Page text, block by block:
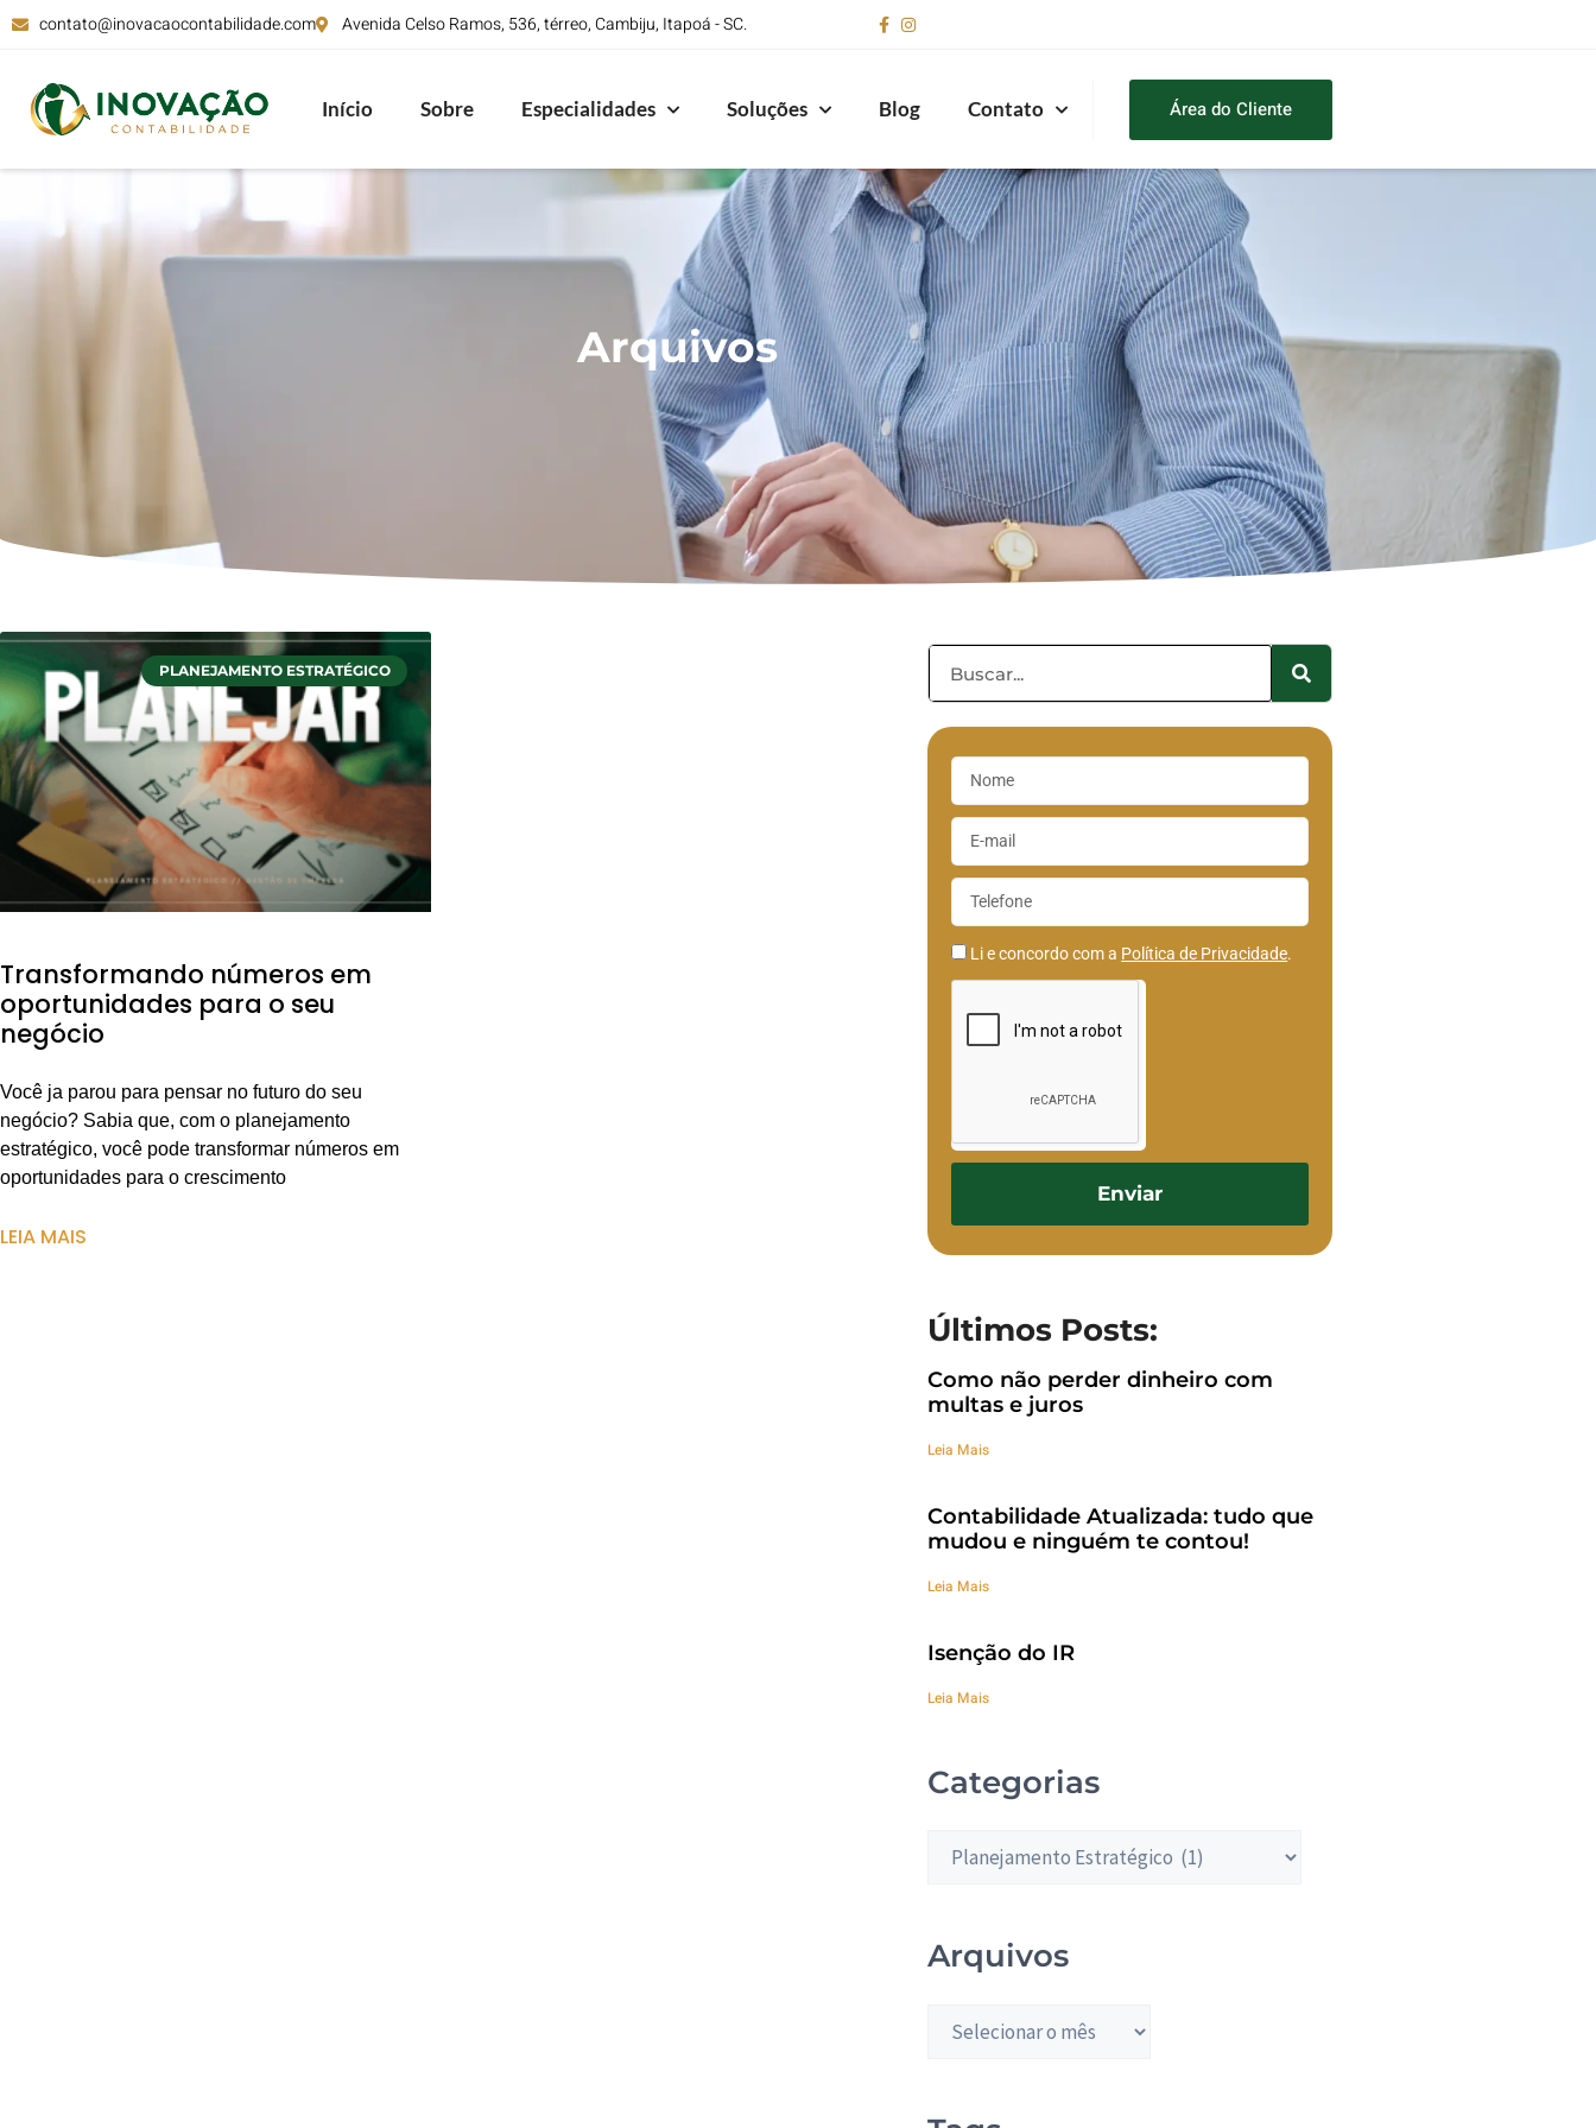
contato@inovacaocontabilidade.com Avenida Celso Ramos, 536, térreo, Cambiju, Itapoá - SC.
Início Sobre Especialidades Soluções Blog Contato Área do Cliente
Arquivos
PLANEJAMENTO ESTRATÉGICO
Transformando números em
oportunidades para o seu
negócio
Você ja parou para pensar no futuro do seu
negócio? Sabia que, com o planejamento
estratégico, você pode transformar números em
oportunidades para o crescimento
LEIA MAIS
Li e concordo com a Política de Privacidade.
Enviar
Últimos Posts:
Como não perder dinheiro com
multas e juros
Leia Mais
Contabilidade Atualizada: tudo que
mudou e ninguém te contou!
Leia Mais
Isenção do IR
Leia Mais
Categorias
Arquivos